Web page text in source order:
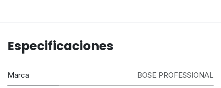
Especificaciones
Marca BOSE PROFESSIONAL